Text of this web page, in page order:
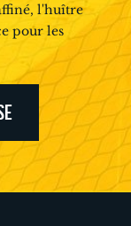
l'huître
pour les